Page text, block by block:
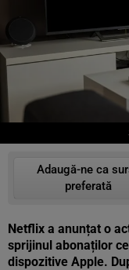
Adaugă-ne ca
preferată
Netflix a anunțat o
sprijinul abonaților
dispozitive Apple.